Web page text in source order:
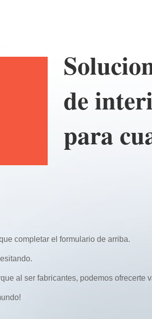
de
para
completar el formulario de arriba.
al ser fabricantes, podemos ofrecerte